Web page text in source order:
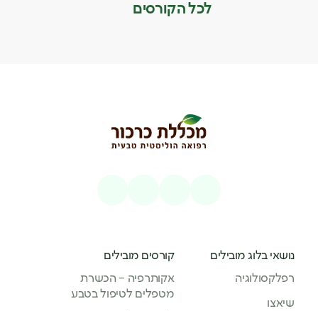
לכל הקורסים
נושאי בלוג מובילים
רפלקסולוגיה
שיאצו
קורסים מובילים
אקותרפיה – הכשרת
מטפלים לטיפול בטבע